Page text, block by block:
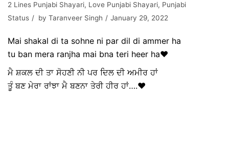
2 Lines Punjabi Shayari, Love Punjabi Shayari, Punjabi
Status
by Taranveer Singh January 29, 2022
Mai shakal di ta sohne ni par dil di ammer ha
tu ban mera ranjha mai bna teri heer ha❤
ਮੈ ਸ਼ਕਲ ਦੀ ਤਾ ਸੋਹਣੀ ਨੀ ਪਰ ਦਿਲ ਦੀ ਅਮੀਰ ਹਾਂ
ਤੂੰ ਬਣ ਮੇਰਾ ਰਾਂਝਾ ਮੈ ਬਣਨਾ ਤੇਰੀ ਹੀਰ ਹਾਂ….❤